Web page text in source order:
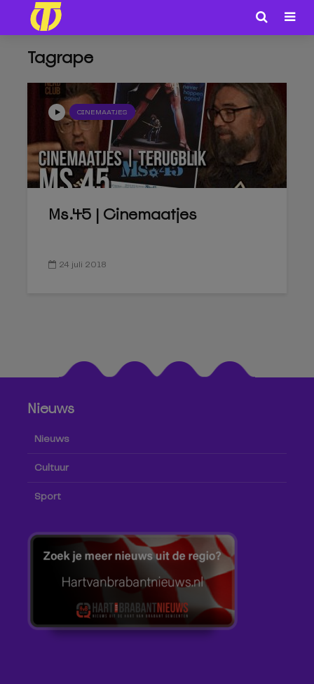
Tagrape
CINEMAATJES
Ms.45 | Cinemaatjes
24 juli 2018
Nieuws
Nieuws
Cultuur
Sport